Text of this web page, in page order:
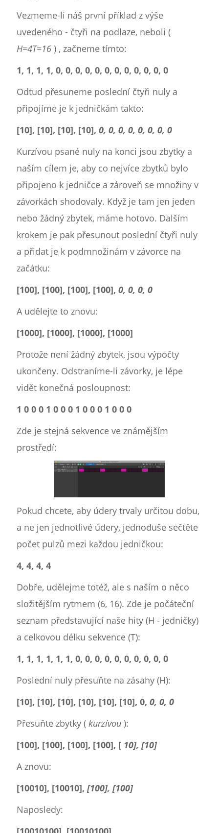
Vezmeme-li náš první příklad z výše
uvedeného - čtyři na podlaze, neboli (
H=4T=16) , začneme tímto:
1, 1, 1, 1, 0, 0, 0, 0, 0, 0, 0, 0, 0, 0, 0, 0
Odtud přesuneme poslední čtyři nuly a
připojíme je k jedničkám takto:
[10], [10], [10], [10], 0, 0, 0, 0, 0, 0, 0, 0
Kurzívou psané nuly na konci jsou zbytky a
naším cílem je, aby co nejvíce zbytků bylo
připojeno k jedničce a zároveň se množiny v
závorkách shodovaly. Když je tam jen jeden
nebo žádný zbytek, máme hotovo. Dalším
krokem je pak přesunout poslední čtyři nuly
a přidat je k podmnožinám v závorce na
začátku:
[100], [100], [100], [100], 0, 0, 0, 0
A udělejte to znovu:
[1000], [1000], [1000], [1000]
Protože není žádný zbytek, jsou výpočty
ukončeny. Odstraníme-li závorky, je lépe
vidět konečná posloupnost:
1 0 0 0 1 0 0 0 1 0 0 0 1 0 0 0
Zde je stejná sekvence ve známějším
prostředí:
Pokud chcete, aby údery trvaly určitou dobu,
a ne jen jednotlivé údery, jednoduše sečtěte
počet pulzů mezi každou jedničkou:
4, 4, 4, 4
Dobře, udělejme totéž, ale s naším o něco
složitějším rytmem (6, 16). Zde je počáteční
seznam představující naše hity (H - jedničky)
a celkovou délku sekvence (T):
1, 1, 1, 1, 1, 1, 0, 0, 0, 0, 0, 0, 0, 0, 0, 0
Poslední nuly přesuňte na zásahy (H):
[10], [10], [10], [10], [10], [10], 0, 0, 0, 0
Přesuňte zbytky ( kurzívou):
[100], [100], [100], [100], [ 10], [10]
A znovu:
[10010], [10010], [100], [100]
Naposledy: